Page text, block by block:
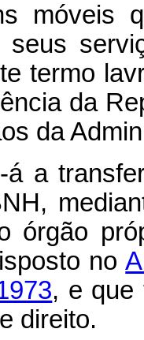
móveis
seus
termo
da
da
á a
órgão
no
, e que
direito.